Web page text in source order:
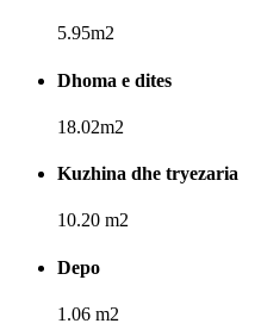
5.95m2
Dhoma e dites
18.02m2
Kuzhina dhe tryezaria
10.20 m2
Depo
1.06 m2